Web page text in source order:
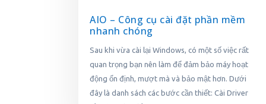
AIO – Công cụ cài đặt phần mềm
nhanh chóng
Sau khi vừa cài lại Windows, có một số việc rất
quan trọng bạn nên làm để đảm bảo máy hoạt
động ổn định, mượt mà và bảo mật hơn. Dưới
đây là danh sách các bước cần thiết: Cài Driver